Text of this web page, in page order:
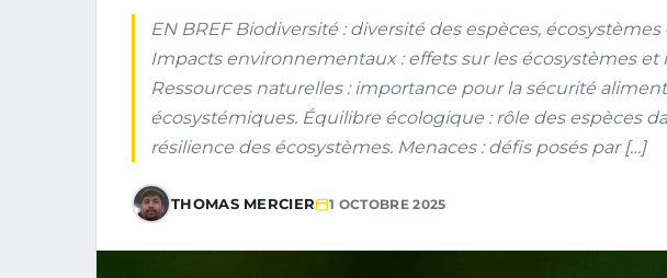
EN BREF Biodiversité : diversité des espèces,
Impacts environnementaux : effets sur les écosystèmes et
Ressources naturelles : importance pour la sécurité
écosystémiques. Équilibre écologique : rôle des espèces
résilience des écosystèmes. Menaces : défis posés par […]
THOMAS MERCIER 1 OCTOBRE 2025